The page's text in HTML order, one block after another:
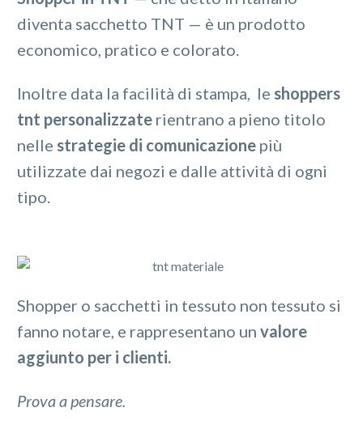
diventa sacchetto TNT — è un prodotto
economico, pratico e colorato.
Inoltre data la facilità di stampa, le shoppers
tnt personalizzate rientrano a pieno titolo
nelle strategie di comunicazione più
utilizzate dai negozi e dalle attività di ogni
tipo.
Shopper o sacchetti in tessuto non tessuto si
fanno notare, e rappresentano un valore
aggiunto per i clienti.
Prova a pensare.